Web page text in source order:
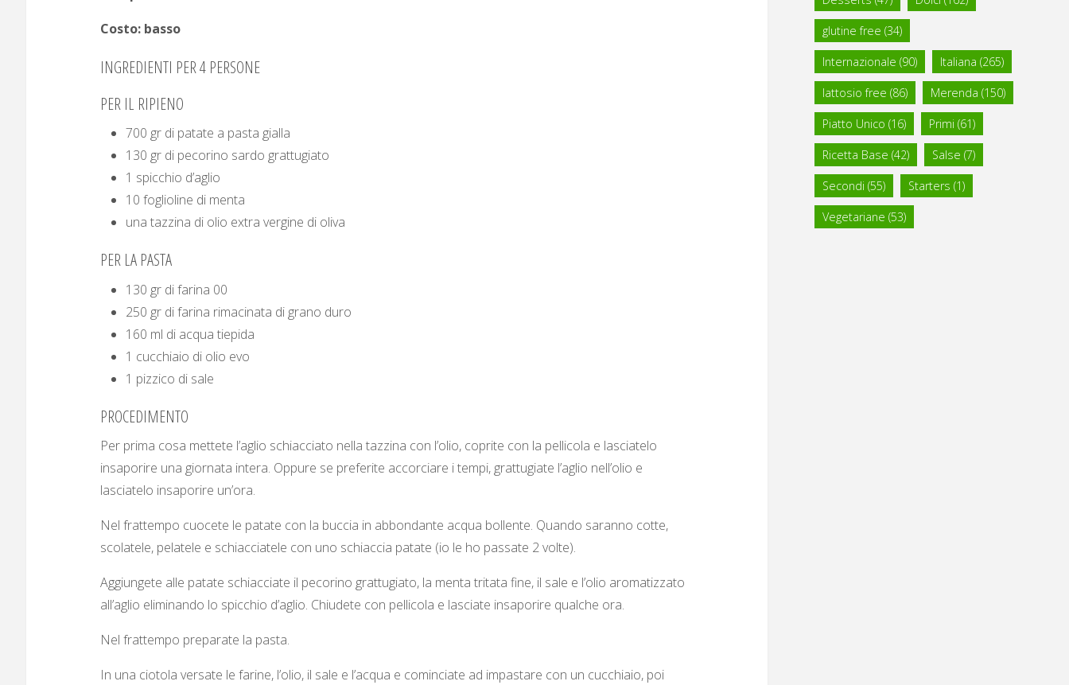
Costo: basso
INGREDIENTI PER 4 PERSONE
PER IL RIPIENO
700 gr di patate a pasta gialla
130 gr di pecorino sardo grattugiato
1 spicchio d’aglio
10 foglioline di menta
una tazzina di olio extra vergine di oliva
PER LA PASTA
130 gr di farina 00
250 gr di farina rimacinata di grano duro
160 ml di acqua tiepida
1 cucchiaio di olio evo
1 pizzico di sale
PROCEDIMENTO
Per prima cosa mettete l’aglio schiacciato nella tazzina con l’olio, coprite con la pellicola e lasciatelo
insaporire una giornata intera. Oppure se preferite accorciare i tempi, grattugiate l’aglio nell’olio e
lasciatelo insaporire un’ora.
Nel frattempo cuocete le patate con la buccia in abbondante acqua bollente. Quando saranno cotte,
scolatele, pelatele e schiacciatele con uno schiaccia patate (io le ho passate 2 volte).
Aggiungete alle patate schiacciate il pecorino grattugiato, la menta tritata fine, il sale e l’olio aromatizzato
all’aglio eliminando lo spicchio d’aglio. Chiudete con pellicola e lasciate insaporire qualche ora.
Nel frattempo preparate la pasta.
In una ciotola versate le farine, l’olio, il sale e l’acqua e cominciate ad impastare con un cucchiaio, poi
glutine free (34)
Internazionale (90) Italiana (265)
lattosio free (86) Merenda (150)
Piatto Unico (16) Primi (61)
Ricetta Base (42) Salse (7)
Secondi (55) Starters (1)
Vegetariane (53)